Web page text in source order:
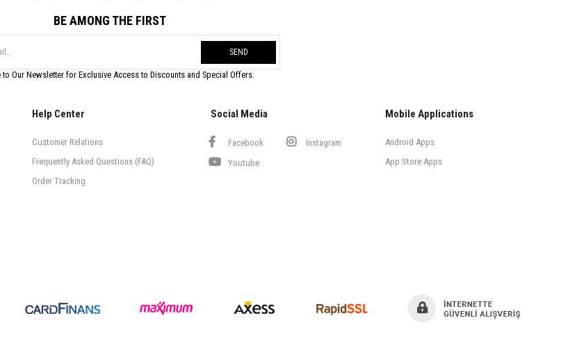
BE AMONG THE FIRST
SEND
to Our Newsletter for Exclusive Access to Discounts and Special Offers.
Help Center
Customer Relations
Frequently Asked Questions (FAQ)
Order Tracking
Social Media
Facebook
Instagram
Youtube
Mobile Applications
Android Apps
App Store Apps